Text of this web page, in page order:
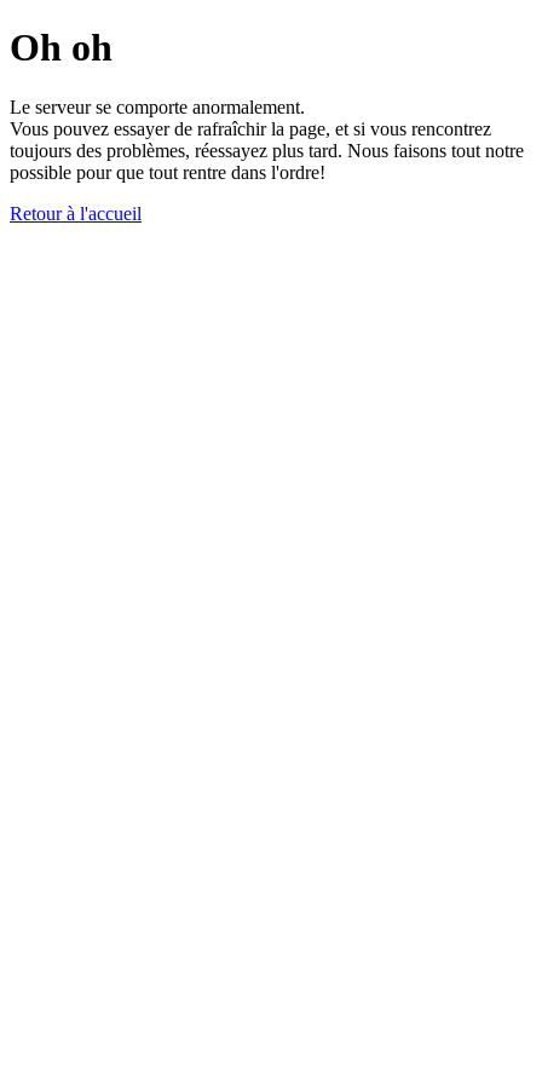
Oh oh
Le serveur se comporte anormalement.
Vous pouvez essayer de rafraîchir la page, et si vous rencontrez
toujours des problèmes, réessayez plus tard. Nous faisons tout notre
possible pour que tout rentre dans l'ordre!
Retour à l'accueil